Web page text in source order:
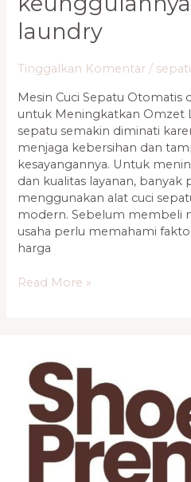
laundry
Tinggalkan Komentar /
Mesin Cuci Sepatu Otomatis
untuk Meningkatkan Omzet
sepatu semakin diminati
menjaga kebersihan dan
kesayangannya. Untuk
dan kualitas layanan, banyak
menggunakan alat cuci
modern. Sebelum membeli
usaha perlu memahami
harga
Read More »